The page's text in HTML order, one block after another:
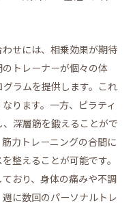
せには、相乗効果が期待
トレーナーが個々の体
ラムを提供します。これ
ります。一方、ピラティ
深層筋を鍛えることがで
力トレーニングの合間に
整えることが可能です。
おり、身体の痛みや不調
に数回のパーソナルトレ